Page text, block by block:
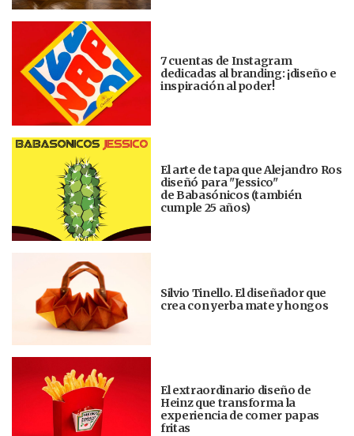
7 cuentas de Instagram
dedicadas al branding: ¡diseño e
inspiración al poder!
El arte de tapa que Alejandro Ros
diseñó para "Jessico"
de Babasónicos (también
cumple 25 años)
Silvio Tinello. El diseñador que
crea con yerba mate y hongos
El extraordinario diseño de
Heinz que transforma la
experiencia de comer papas
fritas